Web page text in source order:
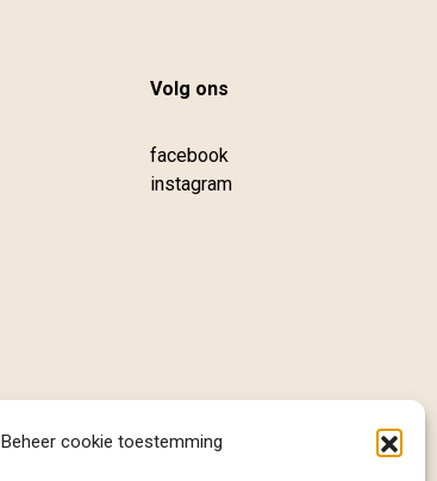
Beheer cookie toestemming
Volg ons
facebook
instagram